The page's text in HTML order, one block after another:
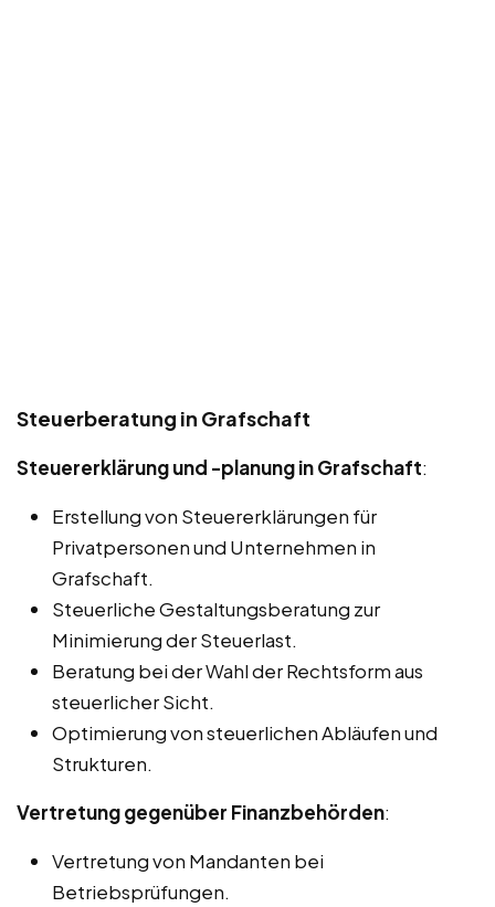
Steuerberatung in Grafschaft
Steuererklärung und -planung in Grafschaft:
Erstellung von Steuererklärungen für
Privatpersonen und Unternehmen in
Grafschaft.
Steuerliche Gestaltungsberatung zur
Minimierung der Steuerlast.
Beratung bei der Wahl der Rechtsform aus
steuerlicher Sicht.
Optimierung von steuerlichen Abläufen und
Strukturen.
Vertretung gegenüber Finanzbehörden:
Vertretung von Mandanten bei
Betriebsprüfungen.